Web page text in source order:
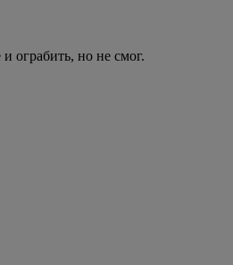
ограбить, но не смог.